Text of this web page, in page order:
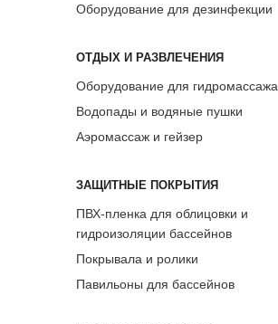
Оборудование для дезинфекции
ОТДЫХ И РАЗВЛЕЧЕНИЯ
Оборудование для гидромассажа
Водопады и водяные пушки
Аэромассаж и гейзер
ЗАЩИТНЫЕ ПОКРЫТИЯ
ПВХ-пленка для облицовки и
гидроизоляции бассейнов
Покрывала и ролики
Павильоны для бассейнов